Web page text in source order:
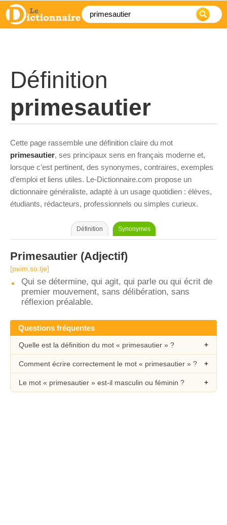
Définition
primesautier
Cette page rassemble une définition claire du mot
primesautier, ses principaux sens en français moderne et,
lorsque c’est pertinent, des synonymes, contraires, exemples
d’emploi et liens utiles. Le-Dictionnaire.com propose un
dictionnaire généraliste, adapté à un usage quotidien : élèves,
étudiants, rédacteurs, professionnels ou simples curieux.
Définition Synonymes
Primesautier (Adjectif)
[pʁim.so.tje]
Qui se détermine, qui agit, qui parle ou qui écrit de
premier mouvement, sans délibération, sans
réflexion préalable.
Questions fréquentes
Quelle est la définition du mot « primesautier » ?
Comment écrire correctement le mot « primesautier » ?
Le mot « primesautier » est-il masculin ou féminin ?